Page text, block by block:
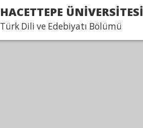
HACETTEPE ÜNİVERSİTESİ
Türk Dili ve Edebiyatı Bölümü